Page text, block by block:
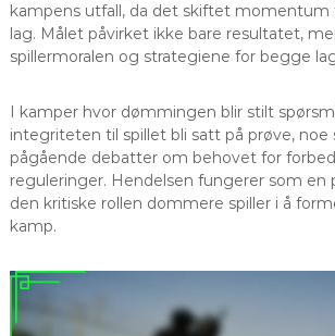
kampens utfall, da det skiftet momentum
lag. Målet påvirket ikke bare resultatet,
spillermoralen og strategiene for begge
I kamper hvor dømmingen blir stilt
integriteten til spillet bli satt på prøve, noe
pågående debatter om behovet for
reguleringer. Hendelsen fungerer som en
den kritiske rollen dommere spiller i å
kamp.